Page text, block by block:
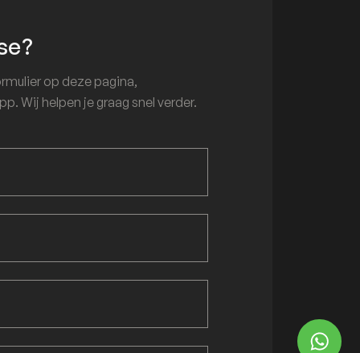
op deze pagina,
Wij helpen je graag snel verder.